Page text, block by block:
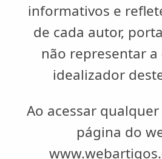
informativos e
de cada autor,
não representar
idealizador
Ao acessar
página do